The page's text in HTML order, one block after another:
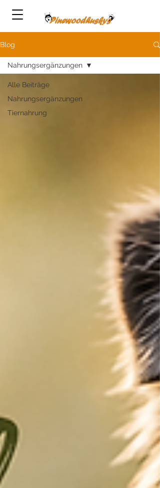
Blog
Alle Beiträge
Nahrungsergänzungen
Tiernahrung
Nahrungsergänzungen